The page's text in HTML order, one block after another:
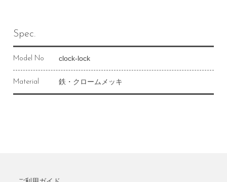
Spec.
Model No clock-lock
Material 鉄・クロームメッキ